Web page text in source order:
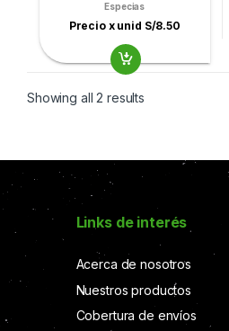
Especias
Precio x unid S/8.50
Showing all 2 results
Links de interés
Acerca de nosotros
Nuestros productos
Cobertura de envíos